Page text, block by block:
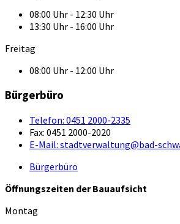
08:00 Uhr - 12:30 Uhr
13:30 Uhr - 16:00 Uhr
Freitag
08:00 Uhr - 12:00 Uhr
Bürgerbüro
Telefon: 0451 2000-2335
Fax: 0451 2000-2020
E-Mail: stadtverwaltung@bad-
Bürgerbüro
Öffnungszeiten der Bauaufsicht
Montag